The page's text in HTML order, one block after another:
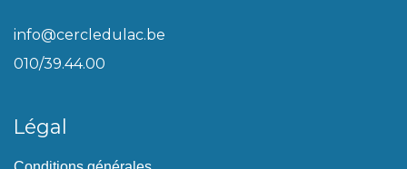
info@cercledulac.be
010/39.44.00
Légal